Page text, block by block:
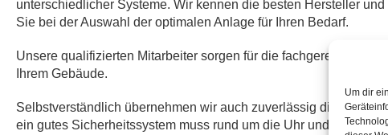
Um dir
unterschiedlicher Systeme. Wir kennen die besten Hersteller und
Sie bei der Auswahl der optimalen Anlage für Ihren Bedarf.
Unsere qualifizierten Mitarbeiter sorgen für die fachgerechte
Ihrem Gebäude.
Selbstverständlich übernehmen wir auch zuverlässig die
ein gutes Sicherheitssystem muss rund um die Uhr und 365